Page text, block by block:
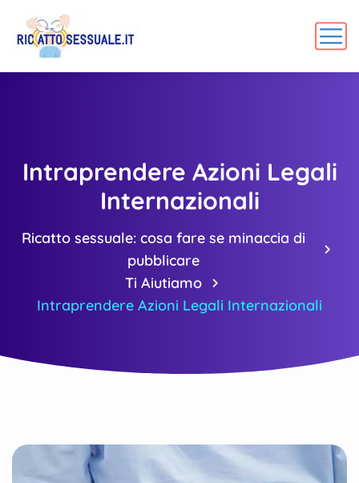
Intraprendere Azioni Legali
Internazionali
Ricatto sessuale: cosa fare se minaccia di
pubblicare
Ti Aiutiamo
Intraprendere Azioni Legali Internazionali